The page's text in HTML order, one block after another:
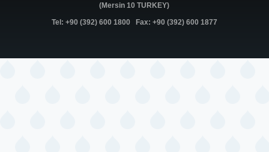
(Mersin 10 TURKEY)
Tel: +90 (392) 600 1800 Fax: +90 (392) 600 1877